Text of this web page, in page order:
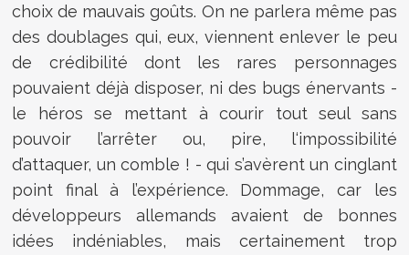
choix de mauvais goûts. On ne parlera même pas
des doublages qui, eux, viennent enlever le peu
de crédibilité dont les rares personnages
pouvaient déjà disposer, ni des bugs énervants -
le héros se mettant à courir tout seul sans
pouvoir l’arrêter ou, pire, l‘impossibilité
d’attaquer, un comble ! - qui s’avèrent un cinglant
point final à l’expérience. Dommage, car les
développeurs allemands avaient de bonnes
idées indéniables, mais certainement trop